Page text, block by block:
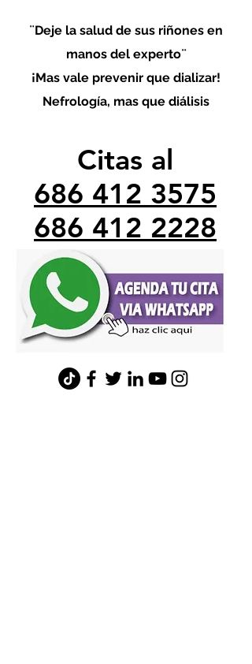
¨Deje la salud de sus riñones en
manos del experto¨
¡Mas vale prevenir que dializar!
Nefrología, mas que diálisis
Citas al
686 412 3575
686 412 2228
minefrologo@gmail.com